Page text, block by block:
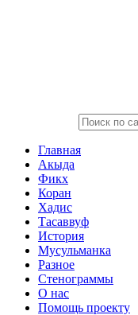
Главная
Акыда
Фикх
Коран
Хадис
Тасаввуф
История
Мусульманка
Разное
Стенограммы
О нас
Помощь проекту